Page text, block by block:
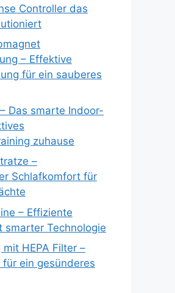
Controller das
– Effektive
für ein sauberes
Das smarte Indoor-
zuhause
–
Schlafkomfort für
– Effiziente
smarter Technologie
HEPA Filter –
ein gesünderes